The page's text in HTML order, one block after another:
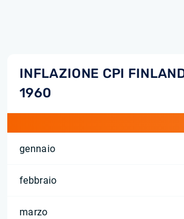
INFLAZIONE CPI
1960
gennaio
febbraio
marzo